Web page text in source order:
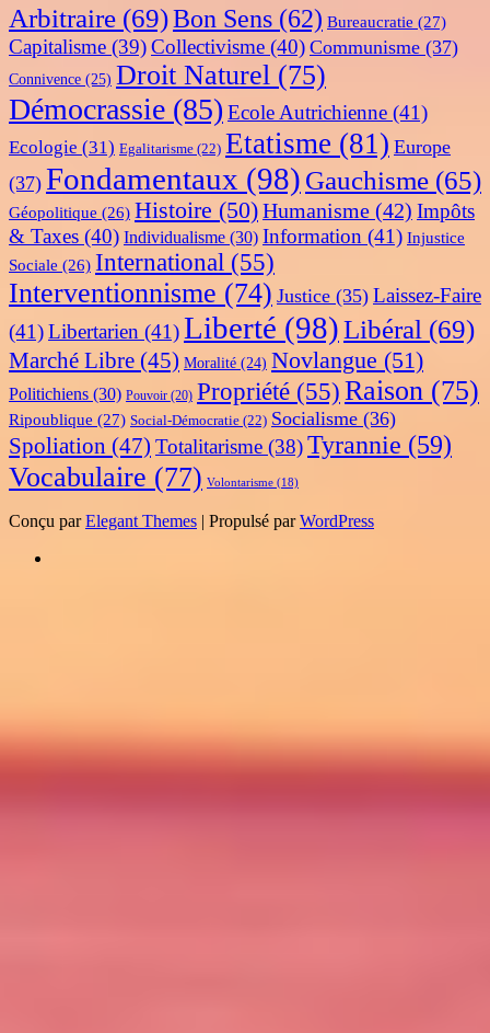
Arbitraire (69)Bon Sens (62) Bureaucratie (27)
Capitalisme (39)Collectivisme (40) Communisme (37)
Connivence (25) Droit Naturel (75)
Démocrassie (85) Ecole Autrichienne (41)
Ecologie (31) Egalitarisme (22) Etatisme (81) Europe
(37) Fondamentaux (98) Gauchisme (65)
Géopolitique (26) Histoire (50)Humanisme (42) Impôts
& Taxes (40) Individualisme (30) Information (41) Injustice
Sociale (26) International (55)
Interventionnisme (74) Justice (35) Laissez-Faire
(41)Libertarien (41)Liberté (98)Libéral (69)
Marché Libre (45) Moralité (24) Novlangue (51)
Politichiens (30) Pouvoir (20) Propriété (55) Raison (75)
Ripoublique (27) Social-Démocratie (22) Socialisme (36)
Spoliation (47) Totalitarisme (38)Tyrannie (59)
Vocabulaire (77) Volontarisme (18)
Conçu parElegant Themes | Propulsé parWordPress